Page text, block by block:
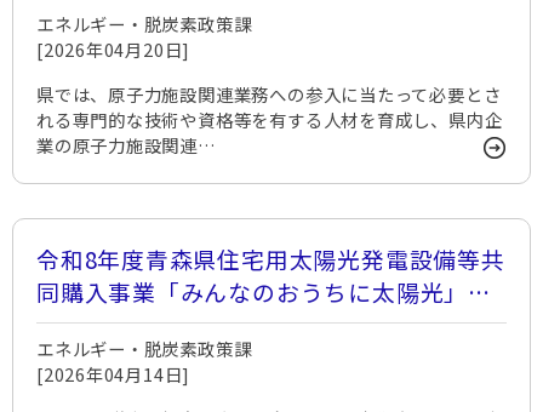
エネルギー・脱炭素政策課
[2026年04月20日]
県では、原子力施設関連業務への参入に当たって必要とさ
れる専門的な技術や資格等を有する人材を育成し、県内企
業の原子力施設関連…
令和8年度青森県住宅用太陽光発電設備等共
同購入事業「みんなのおうちに太陽光」参
加者募集！
エネルギー・脱炭素政策課
[2026年04月14日]